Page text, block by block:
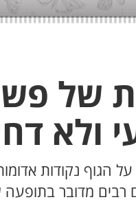
של
ולא
הגוף נקודות
רבים מדובר בתופעה